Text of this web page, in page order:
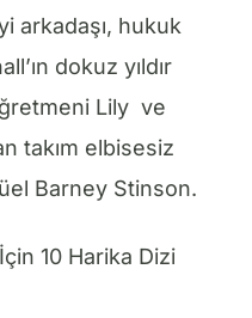
arkadaşı, hukuk
dokuz yıldır
Lily ve
takım elbisesiz
Barney Stinson.